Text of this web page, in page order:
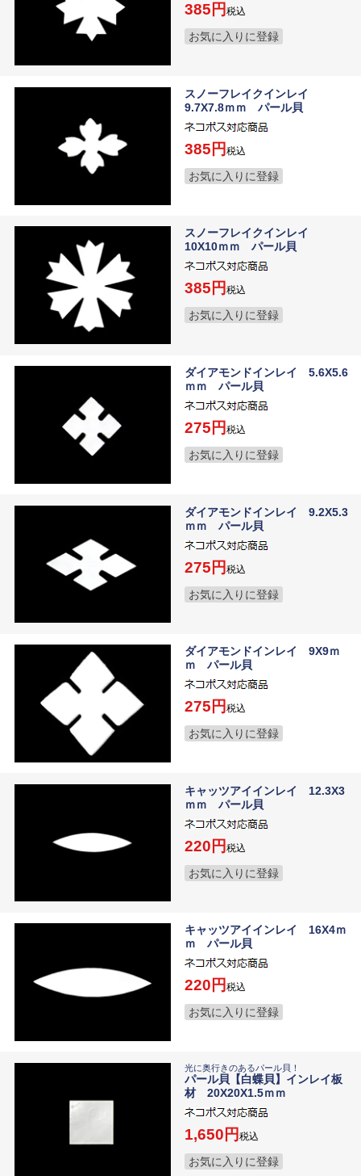
385 税込
お気に入りに登録
スノーフレイクインレイ
9.7X7.8ｍｍ パール貝
385 税込
お気に入りに登録
スノーフレイクインレイ
10X10ｍｍ パール貝
385 税込
お気に入りに登録
ダイアモンドインレイ 5.6X5.6
ｍｍ パール貝
275 税込
お気に入りに登録
ダイアモンドインレイ 9.2X5.3
ｍｍ パール貝
275 税込
お気に入りに登録
ダイアモンドインレイ 9X9ｍ
ｍ パール貝
275 税込
お気に入りに登録
キャッツアイインレイ 12.3X3
ｍｍ パール貝
220 税込
お気に入りに登録
キャッツアイインレイ 16X4ｍ
ｍ パール貝
220 税込
お気に入りに登録
光に奥行きのあるパール貝！
パール貝【白蝶貝】インレイ板
材 20X20X1.5ｍｍ
1,650 税込
お気に入りに登録